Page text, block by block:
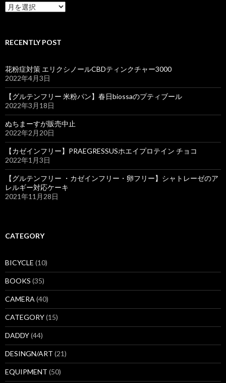
ARCHIVE
RECENTLY POST
花粉症対策 エリクシノールCBDティンクチャー3000
2022年4月3日
【グルテンフリー 米粉パン】春日biossaのプティブール
2022年3月18日
ぬちまーすが販売中止
2022年2月20日
【カゼインフリー】PRAEGRESSUSホエイプロテイン チョコ
2022年1月3日
【グルテンフリー ・カゼインフリー・卵フリー】シャトレーゼのア
レルギー対応ケーキ
2021年11月28日
CATEGORY
BICYCLE (10)
BOOKS (35)
CAMERA (40)
CATEGORY(15)
DADDY(44)
DESINGN/ART (21)
EQUIPMENT (50)